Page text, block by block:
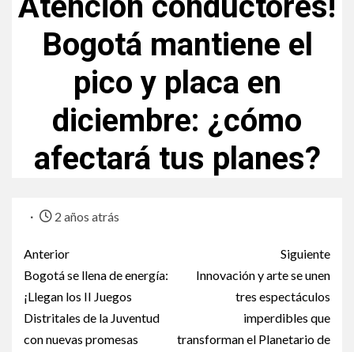
Bogotá mantiene el
pico y placa en
diciembre: ¿cómo
afectará tus planes?
2 años atrás
Anterior
Bogotá se llena de energía:
¡Llegan los II Juegos
Distritales de la Juventud
con nuevas promesas
Siguiente
Innovación y arte se unen
tres espectáculos
imperdibles que
transforman el Planetario de